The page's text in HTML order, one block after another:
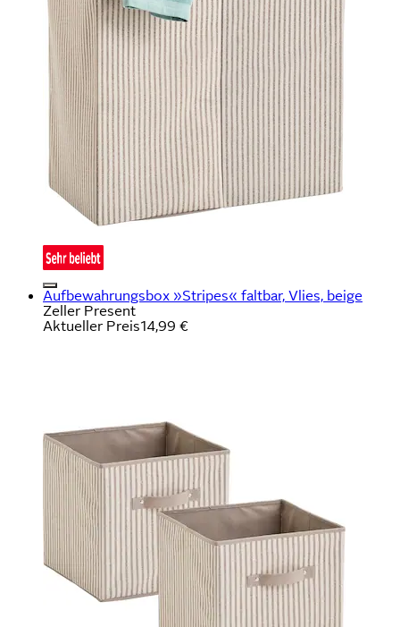
Aufbewahrungsbox »Stripes« faltbar, Vlies, beige
Zeller Present
Aktueller Preis14,99 €